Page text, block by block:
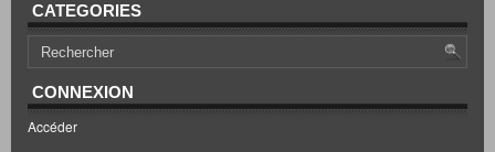
CATEGORIES
CONNEXION
Accéder